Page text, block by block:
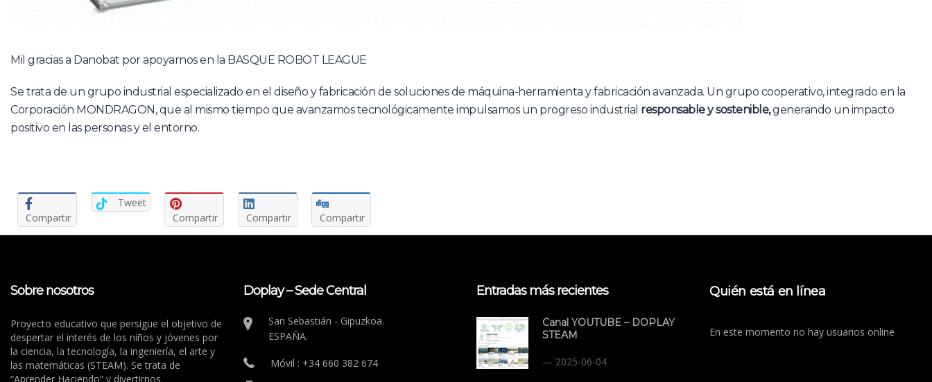
Mil gracias a Danobat por apoyarnos en la BASQUE ROBOT LEAGUE
Se trata de un grupo industrial especializado en el diseño y fabricación de soluciones de máquina-herramienta y fabricación avanzada. Un grupo cooperativo, integrado en la
Corporación MONDRAGON, que al mismo tiempo que avanzamos tecnológicamente impulsamos un progreso industrial responsable y sostenible,generando un impacto
positivo en las personas y el entorno.
Compartir
Tweet
Compartir
Compartir Compartir
Sobre nosotros
Proyecto educativo que persigue el objetivo de
despertar el interés de los niños y jóvenes por
la ciencia, la tecnología, la ingeniería, el arte y
las matemáticas (STEAM). Se trata de
“Aprender Haciendo” y divertirnos.
Doplay – Sede Central
San Sebastián - Gipuzkoa.
ESPAÑA.
Móvil : +34 660 382 674
Entradas más recientes
Canal YOUTUBE – DOPLAY
STEAM
2025-06-04
Quién está en línea
En este momento no hay usuarios online